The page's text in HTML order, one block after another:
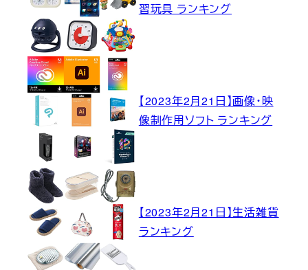
習玩具 ランキング
【2023年2月21日】画像・映
像制作用ソフト ランキング
【2023年2月21日】生活雑貨
ランキング